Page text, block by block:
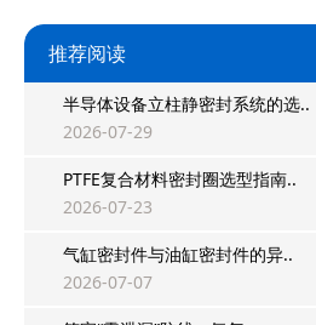
推荐阅读
半导体设备立柱静密封系统的选..
2026-07-29
PTFE复合材料密封圈选型指南..
2026-07-23
气缸密封件与油缸密封件的异..
2026-07-07